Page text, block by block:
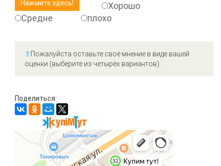
Хорошо
Средне
плохо
⇧ Пожалуйста оставьте своё мнение в виде вашей
оценки (выберите из четырёх вариантов).
Поделиться: